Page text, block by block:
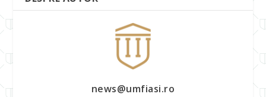
news@umfiasi.ro